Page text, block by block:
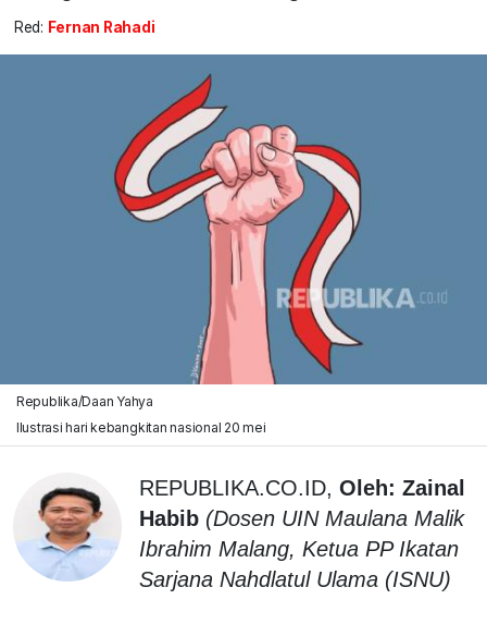
Red: Fernan Rahadi
Republika/Daan Yahya
Ilustrasi hari kebangkitan nasional 20 mei
REPUBLIKA.CO.ID, Oleh: Zainal
Habib (Dosen UIN Maulana Malik
Ibrahim Malang, Ketua PP Ikatan
Sarjana Nahdlatul Ulama (ISNU)